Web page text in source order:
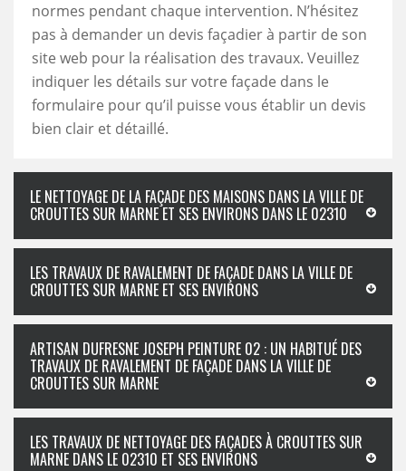
normes pendant chaque intervention. N’hésitez
pas à demander un devis façadier à partir de son
site web pour la réalisation des travaux. Veuillez
indiquer les détails sur votre façade dans le
formulaire pour qu’il puisse vous établir un devis
bien clair et détaillé.
LE NETTOYAGE DE LA FAÇADE DES MAISONS DANS LA VILLE DE
CROUTTES SUR MARNE ET SES ENVIRONS DANS LE 02310
LES TRAVAUX DE RAVALEMENT DE FAÇADE DANS LA VILLE DE
CROUTTES SUR MARNE ET SES ENVIRONS
ARTISAN DUFRESNE JOSEPH PEINTURE 02 : UN HABITUÉ DES
TRAVAUX DE RAVALEMENT DE FAÇADE DANS LA VILLE DE
CROUTTES SUR MARNE
LES TRAVAUX DE NETTOYAGE DES FAÇADES À CROUTTES SUR
MARNE DANS LE 02310 ET SES ENVIRONS